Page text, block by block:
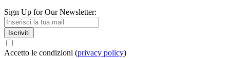
Sign Up for Our Newsletter:
Iscriviti
Accetto le condizioni (privacy policy)